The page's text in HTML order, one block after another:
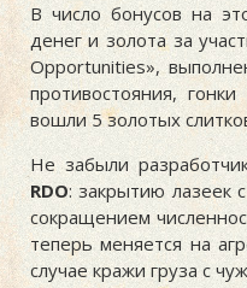
В число бонусов на
денег и золота за
Opportunities»,
противостояния,
вошли 5 золотых
Не забыли
RDO: закрытию лазеек
сокращением
теперь меняется на
случае кражи груза с